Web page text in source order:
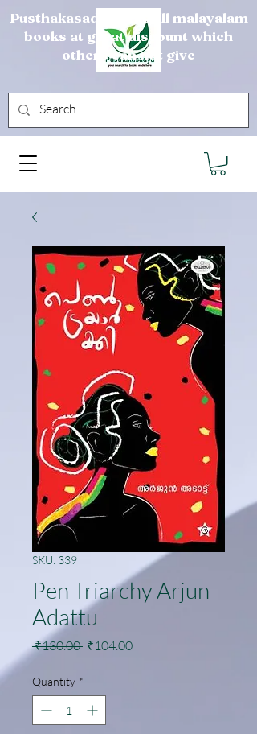
Pusthakasadya sells all malayalam
books at great discount which
others can not give
SKU: 339
Pen Triarchy Arjun
Adattu
₹130.00 Regular
₹104.00Sale
Quantity *